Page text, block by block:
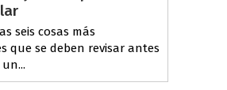
seis cosas más
que se deben revisar antes